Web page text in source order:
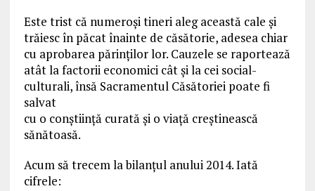
Este trist că numeroși tineri aleg această cale și
trăiesc în păcat înainte de căsătorie, adesea chiar
cu aprobarea părinţilor lor. Cauzele se raportează
atât la factorii economici cât și la cei social-
culturali, însă Sacramentul Căsătoriei poate fi
salvat
cu o conștiință curată și o viață creștinească
sănătoasă.
Acum să trecem la bilanțul anului 2014. Iată
cifrele: